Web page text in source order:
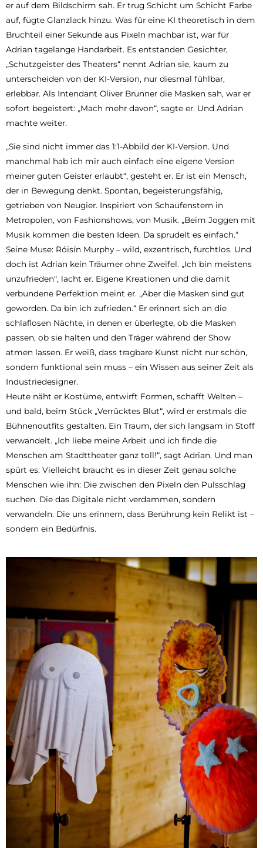
er auf dem Bildschirm sah. Er trug Schicht um Schicht Farbe
auf, fügte Glanzlack hinzu. Was für eine KI theoretisch in dem
Bruchteil einer Sekunde aus Pixeln machbar ist, war für
Adrian tagelange Handarbeit. Es entstanden Gesichter,
„Schutzgeister des Theaters“ nennt Adrian sie, kaum zu
unterscheiden von der KI-Version, nur diesmal fühlbar,
erlebbar. Als Intendant Oliver Brunner die Masken sah, war er
sofort begeistert: „Mach mehr davon“, sagte er. Und Adrian
machte weiter.
„Sie sind nicht immer das 1:1-Abbild der KI-Version. Und
manchmal hab ich mir auch einfach eine eigene Version
meiner guten Geister erlaubt“, gesteht er. Er ist ein Mensch,
der in Bewegung denkt. Spontan, begeisterungsfähig,
getrieben von Neugier. Inspiriert von Schaufenstern in
Metropolen, von Fashionshows, von Musik. „Beim Joggen mit
Musik kommen die besten Ideen. Da sprudelt es einfach.“
Seine Muse: Róisín Murphy – wild, exzentrisch, furchtlos. Und
doch ist Adrian kein Träumer ohne Zweifel. „Ich bin meistens
unzufrieden“, lacht er. Eigene Kreationen und die damit
verbundene Perfektion meint er. „Aber die Masken sind gut
geworden. Da bin ich zufrieden.“ Er erinnert sich an die
schlaflosen Nächte, in denen er überlegte, ob die Masken
passen, ob sie halten und den Träger während der Show
atmen lassen. Er weiß, dass tragbare Kunst nicht nur schön,
sondern funktional sein muss – ein Wissen aus seiner Zeit als
Industriedesigner.
Heute näht er Kostüme, entwirft Formen, schafft Welten –
und bald, beim Stück „Verrücktes Blut“, wird er erstmals die
Bühnenoutfits gestalten. Ein Traum, der sich langsam in Stoff
verwandelt. „Ich liebe meine Arbeit und ich finde die
Menschen am Stadttheater ganz toll!“, sagt Adrian. Und man
spürt es. Vielleicht braucht es in dieser Zeit genau solche
Menschen wie ihn: Die zwischen den Pixeln den Pulsschlag
suchen. Die das Digitale nicht verdammen, sondern
verwandeln. Die uns erinnern, dass Berührung kein Relikt ist –
sondern ein Bedürfnis.